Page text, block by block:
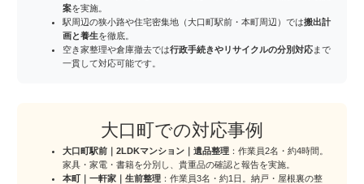
案を実施。
駅周辺の狭小路や住宅密集地（大口町駅前・本町周辺）では搬出計
画と養生を徹底。
空き家整理や倉庫撤去では行政手続きやリサイクルの分別対応まで
一貫して対応可能です。
大口町での対応事例
大口町駅前｜2LDKマンション｜遺品整理 ：作業員2名・約4時間。
家具・家電・書籍を分別し、貴重品の確認と報告を実施。
本町｜一軒家｜生前整理 ：作業員3名・約1日。納戸・屋根裏の整